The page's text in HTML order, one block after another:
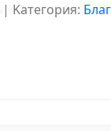
| Kатегория: